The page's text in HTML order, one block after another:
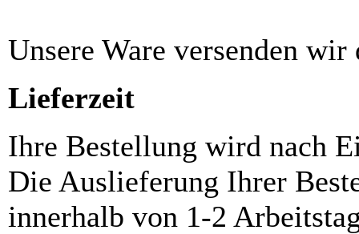
Unsere Ware versenden
Lieferzeit
Ihre Bestellung wird nach
Die Auslieferung Ihrer
innerhalb von 1-2